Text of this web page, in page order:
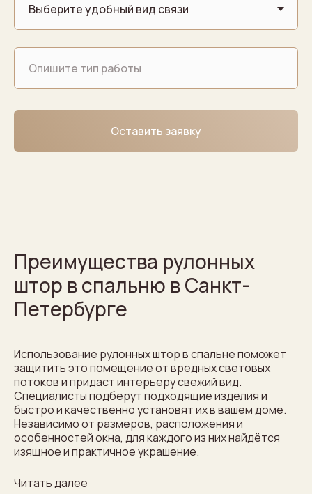
Оставить заявку
Преимущества рулонных
штор в спальню в Санкт-
Петербурге
Использование рулонных штор в спальне поможет
защитить это помещение от вредных световых
потоков и придаст интерьеру свежий вид.
Специалисты подберут подходящие изделия и
быстро и качественно установят их в вашем доме.
Независимо от размеров, расположения и
особенностей окна, для каждого из них найдётся
изящное и практичное украшение.
Читать далее